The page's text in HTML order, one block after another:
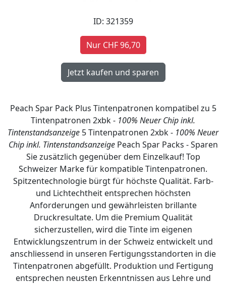
ID: 321359
Nur CHF 96,70
Peach Spar Pack Plus Tintenpatronen kompatibel zu 5
Tintenpatronen 2xbk - 100% Neuer Chip inkl.
Tintenstandsanzeige 5 Tintenpatronen 2xbk - 100% Neuer
Chip inkl. TintenstandsanzeigePeach Spar Packs - Sparen
Sie zusätzlich gegenüber dem Einzelkauf! Top
Schweizer Marke für kompatible Tintenpatronen.
Spitzentechnologie bürgt für höchste Qualität. Farb-
und Lichtechtheit entsprechen höchsten
Anforderungen und gewährleisten brillante
Druckresultate. Um die Premium Qualität
sicherzustellen, wird die Tinte im eigenen
Entwicklungszentrum in der Schweiz entwickelt und
anschliessend in unseren Fertigungsstandorten in die
Tintenpatronen abgefüllt. Produktion und Fertigung
entsprechen neusten Erkenntnissen aus Lehre und